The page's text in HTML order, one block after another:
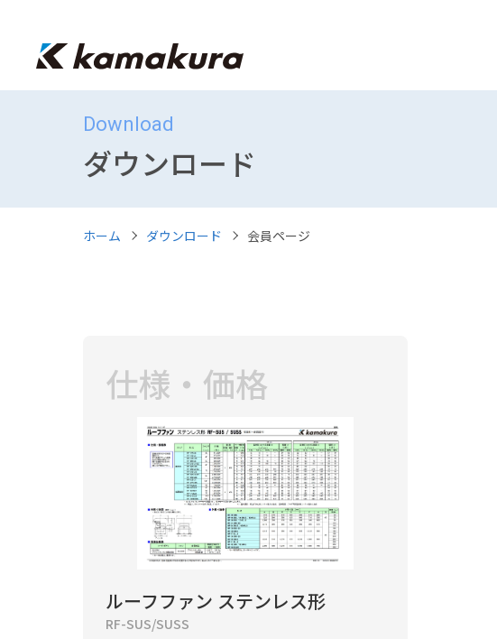
Download
ダウンロード
ホーム ダウンロード 会員ページ
ルーフファン ステンレス形
RF-SUS/SUSS
仕様・価格